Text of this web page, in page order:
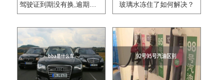
驾驶证到期没有换,逾期怎么办?? 玻璃水冻住了如何解决？